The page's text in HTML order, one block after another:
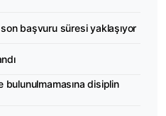
son başvuru süresi yaklaşıyor
bulunulmamasına disiplin